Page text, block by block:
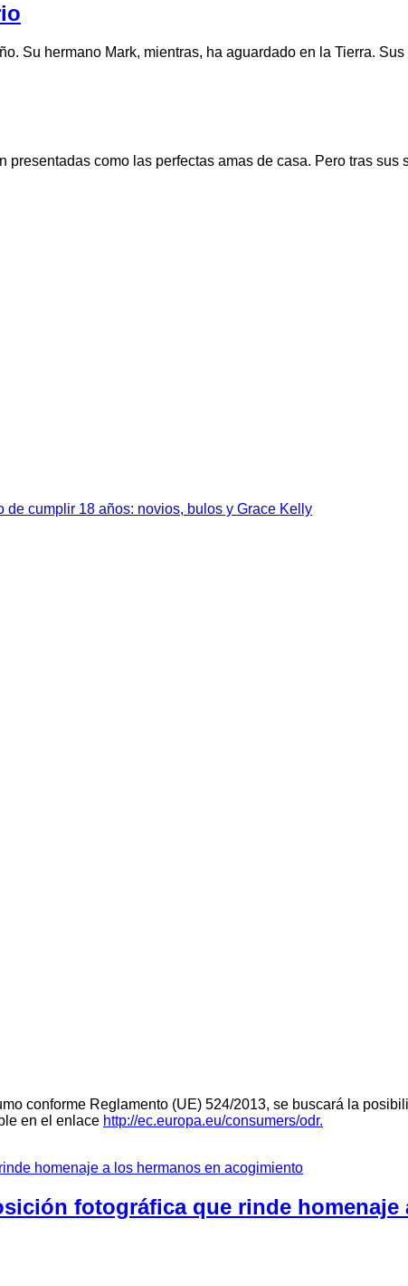
Su hermano Mark, mientras, ha aguardado en la Tierra.
como las perfectas amas de casa. Pero tras
cumplir 18 años: novios, bulos y Grace Kelly
conforme Reglamento (UE) 524/2013, se buscará la
en el enlace http://ec.europa.eu/consumers/odr.
fotográfica que rinde